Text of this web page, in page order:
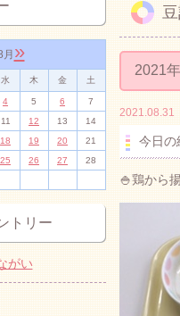
2021
2021.08.31
今日の
🍚鶏から
月 »
水 木 金 土
4 5 6
7
11 12 13
14
18 19 20
21
25 26 27
28
トリー
がい